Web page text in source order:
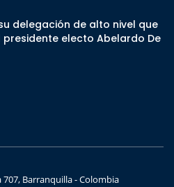
delegación de alto nivel que
electo Abelardo De
707, Barranquilla - Colombia